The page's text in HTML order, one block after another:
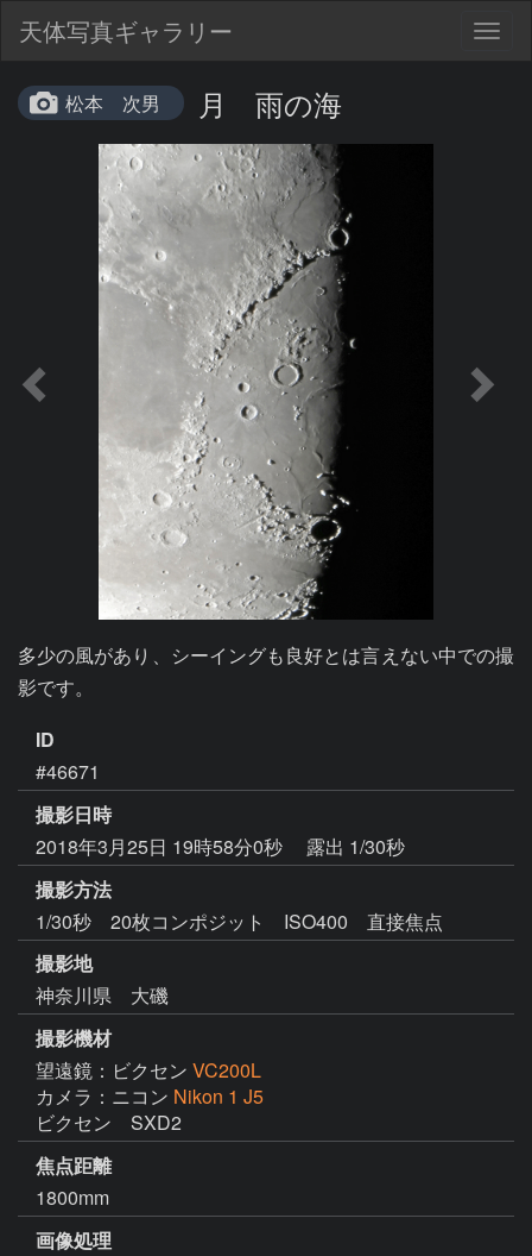
天体写真ギャラリー
松本 次男 月 雨の海
多少の風があり、シーイングも良好とは言えない中での撮
影です。
ID
#46671
撮影日時
2018年3月25日 19時58分0秒
露出 1/30秒
撮影方法
1/30秒 20枚コンポジット ISO400 直接焦点
撮影地
神奈川県 大磯
撮影機材
望遠鏡：ビクセン VC200L
カメラ：ニコン Nikon 1 J5
ビクセン　SXD2
焦点距離
1800mm
画像処理